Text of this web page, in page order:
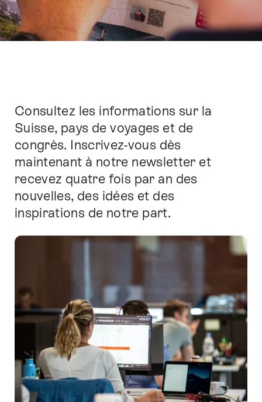
Introduction
Consultez les informations sur la
Suisse, pays de voyages et de
congrès. Inscrivez-vous dès
maintenant à notre newsletter et
recevez quatre fois par an des
nouvelles, des idées et des
inspirations de notre part.